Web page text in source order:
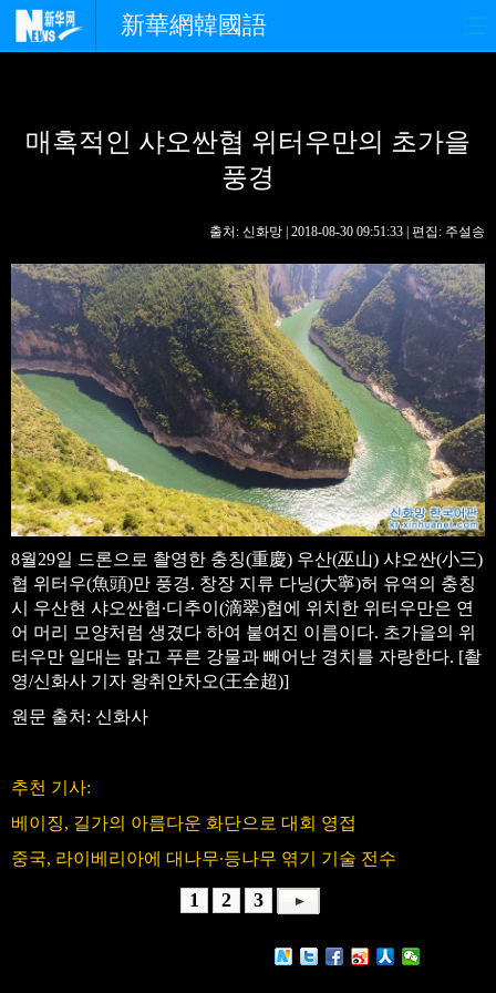
新華網韓國語
경제 사회 포토
핫 TV
생생 중국어
매혹적인 샤오싼협 위터우만의 초가을
풍경
출처: 신화망 | 2018-08-30 09:51:33 | 편집: 주설송
8월29일 드론으로 촬영한 충칭(重慶) 우산(巫山) 샤오싼(小三)
협 위터우(魚頭)만 풍경. 창장 지류 다닝(大寧)허 유역의 충칭
시 우산현 샤오싼협∙디추이(滴翠)협에 위치한 위터우만은 연
어 머리 모양처럼 생겼다 하여 붙여진 이름이다. 초가을의 위
터우만 일대는 맑고 푸른 강물과 빼어난 경치를 자랑한다. [촬
영/신화사 기자 왕취안차오(王全超)]
원문 출처: 신화사
추천 기사:
베이징, 길가의 아름다운 화단으로 대회 영접
중국, 라이베리아에 대나무∙등나무 엮기 기술 전수
1 2 3